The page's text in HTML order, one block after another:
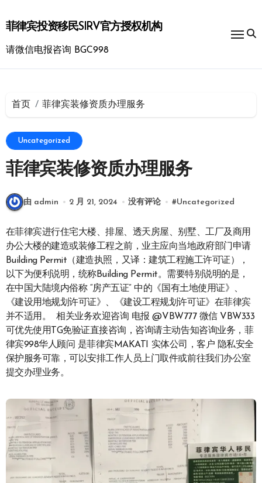
到
内
菲律宾投资移民SIRV官方授权机构
请微信电报咨询 BGC998
首页 菲律宾装修资质办理服务
Uncategorized
菲律宾装修资质办理服务
由 admin 2 月 21, 2024 没有评论 #Uncategorized
在菲律宾进行住宅大楼、排屋、透天房屋、别墅、工厂及商用
办公大楼的建造或装修工程之前，业主应向当地政府部门申请
Building Permit（建造执照，又译：建筑工程施工许可证），
以下为便利说明，统称Building Permit。需要特别说明的是，
在中国大陆境内俗称 “房产五证” 中的《国有土地使用证》、
《建设用地规划许可证》、《建设工程规划许可证》在菲律宾
并不适用。 相关业务欢迎咨询 电报 @VBW777 微信 VBW333
可优先使用TG免验证直接咨询，咨询请主动告知咨询业务，菲
律宾998华人顾问 是菲律宾MAKATI 实体公司，客户 隐私安全
保护服务可靠，可以安排工作人员上门取件或前往我们办公室
提交办理业务。